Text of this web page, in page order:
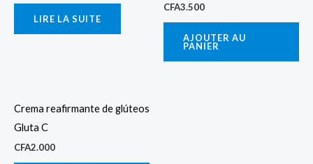
LIRE LA SUITE
CFA3.500
AJOUTER AU
PANIER
Crema reafirmante de glúteos
Gluta C
CFA2.000